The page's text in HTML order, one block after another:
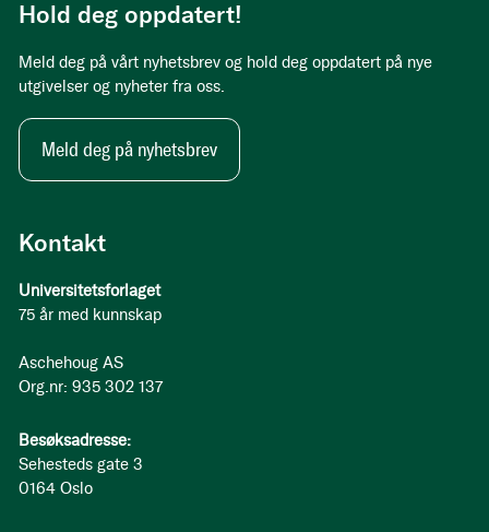
Kontakt
Universitetsforlaget
75 år med kunnskap
Aschehoug AS
Org.nr: 935 302 137
Besøksadresse:
Sehesteds gate 3
0164 Oslo
Hold deg oppdatert!
Meld deg på vårt nyhetsbrev og hold deg oppdatert på nye
utgivelser og nyheter fra oss.
Meld deg på nyhetsbrev